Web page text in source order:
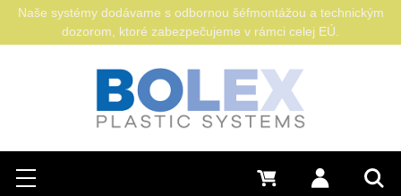
Hľadať
Menu Prihlásiť sa
0 €
Naše systémy dodávame s odbornou šéfmontážou a technickým
dozorom, ktoré zabezpečujeme v rámci celej EÚ.